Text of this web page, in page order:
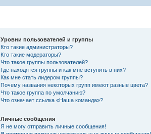
Уровни пользователей и группы
Кто такие администраторы?
Кто такие модераторы?
Что такое группы пользователей?
Где находятся группы и как мне вступить в них?
Как мне стать лидером группы?
Почему названия некоторых групп имеют разные цвета?
Что такое группа по умолчанию?
Что означает ссылка «Наша команда»?
Личные сообщения
Я не могу отправить личные сообщения!